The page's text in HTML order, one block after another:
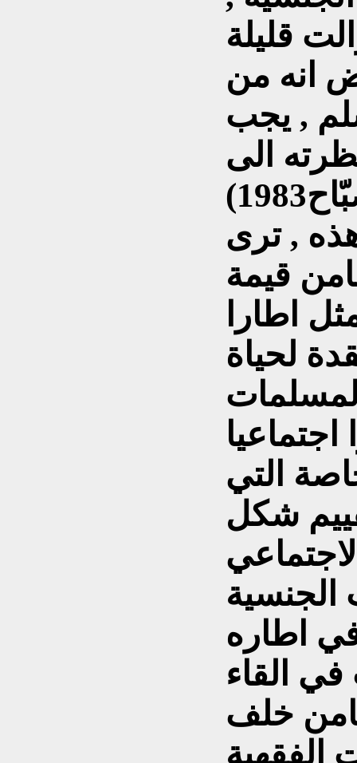
قليلة
انه من
, يجب
الى
, ترى
قيمة
اطارا
لحياة
التي
شكل
الجنسية
القاء
خلف
الفقهية